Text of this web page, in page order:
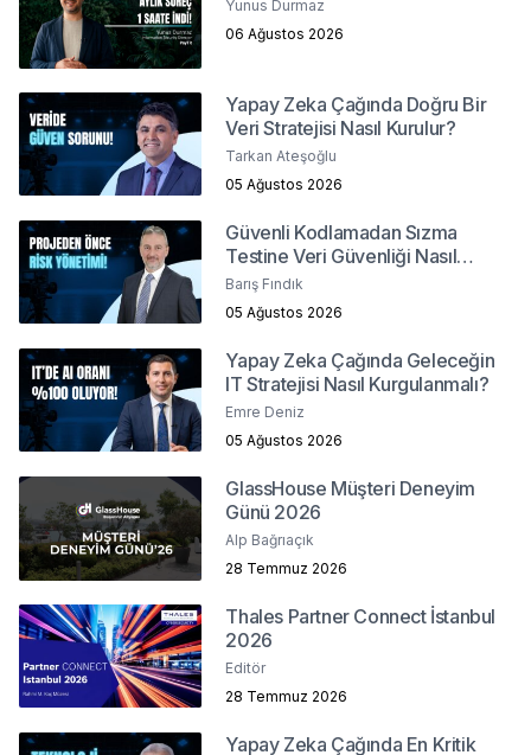
Yunus Durmaz
06 Ağustos 2026
Yapay Zeka Çağında Doğru Bir
Veri Stratejisi Nasıl Kurulur?
Tarkan Ateşoğlu
05 Ağustos 2026
Güvenli Kodlamadan Sızma
Testine Veri Güvenliği Nasıl
Sağlanır?
Barış Fındık
05 Ağustos 2026
Yapay Zeka Çağında Geleceğin
IT Stratejisi Nasıl Kurgulanmalı?
Emre Deniz
05 Ağustos 2026
GlassHouse Müşteri Deneyim
Günü 2026
Alp Bağrıaçık
28 Temmuz 2026
Thales Partner Connect İstanbul
2026
Editör
28 Temmuz 2026
Yapay Zeka Çağında En Kritik